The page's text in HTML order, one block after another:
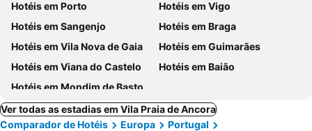
Hotéis em Porto
Hotéis em Vigo
Hotéis em Sangenjo
Hotéis em Braga
Hotéis em Vila Nova de Gaia
Hotéis em Guimarães
Hotéis em Viana do Castelo
Hotéis em Baião
Hotéis em Mondim de Basto
Ver todas as estadias em Vila Praia de Ancora
Comparador de Hotéis
Europa
Portugal